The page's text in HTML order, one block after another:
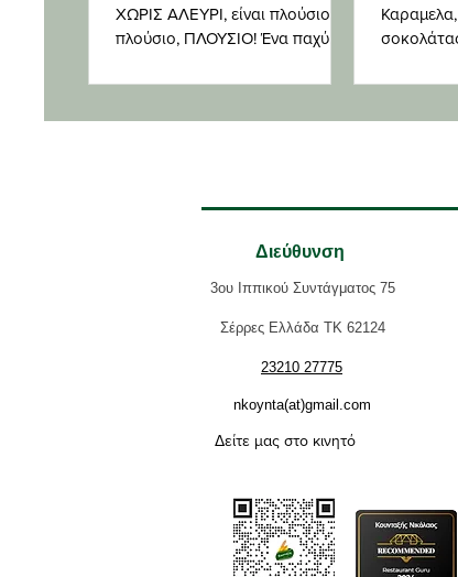
ΧΩΡΙΣ ΑΛΕΥΡΙ, είναι πλούσιο,
πλούσιο, ΠΛΟΥΣΙΟ! Ένα παχύ
γάλακτος υπάρχει από πάνω, για
Καραμελα,
κρεμ
Διεύθυνση
3ου Ιππικού Συντάγματος 75
Σέρρες Ελλάδα ΤΚ 62124
23210 27775
nkoynta(at)gmail.com
Δείτε μας στο κινητό